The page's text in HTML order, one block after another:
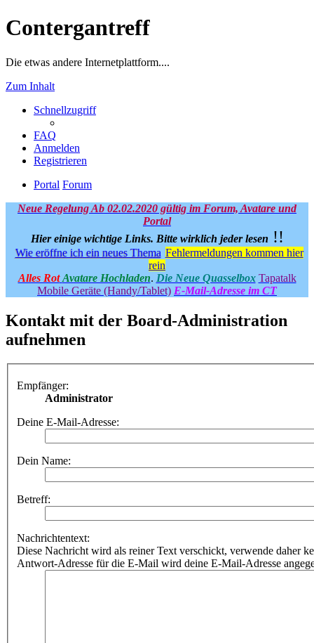
Contergantreff
Die etwas andere Internetplattform....
Zum Inhalt
Schnellzugriff
FAQ
Anmelden
Registrieren
Portal Forum
Neue Regelung Ab 02.02.2020 gültig im Forum, Avatare und
Portal
Hier einige wichtige Links. Bitte wirklich jeder lesen !!
Wie eröffne ich ein neues Thema Fehlermeldungen kommen hier
rein
Alles Rot Avatare Hochladen. Die Neue Quasselbox Tapatalk
Mobile Geräte (Handy/Tablet) E-Mail-Adresse im CT
Kontakt mit der Board-Administration
aufnehmen
Empfänger:
Administrator
Deine E-Mail-Adresse:
Dein Name:
Betreff:
Nachrichtentext:
Diese Nachricht wird als reiner Text verschickt, verwende daher
Antwort-Adresse für die E-Mail wird deine E-Mail-Adresse